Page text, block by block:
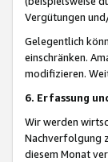
Vergütungen
Gelegentlich
einschränken.
modifizieren.
6. Erfassung
Wir werden
Nachverfolgung
diesem Monat